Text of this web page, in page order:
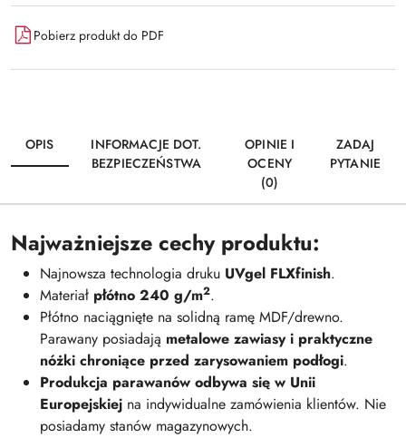
Pobierz produkt do PDF
OPIS
INFORMACJE DOT.
BEZPIECZEŃSTWA
OPINIE I
OCENY
(0)
ZADAJ
PYTANIE
Najważniejsze cechy produktu:
Najnowsza technologia druku UVgel FLXfinish.
Materiał płótno 240 g/m2.
Płótno naciągnięte na solidną ramę MDF/drewno.
Parawany posiadają metalowe zawiasy i praktyczne
nóżki chroniące przed zarysowaniem podłogi.
Produkcja parawanów odbywa się w Unii
Europejskiej na indywidualne zamówienia klientów. Nie
posiadamy stanów magazynowych.